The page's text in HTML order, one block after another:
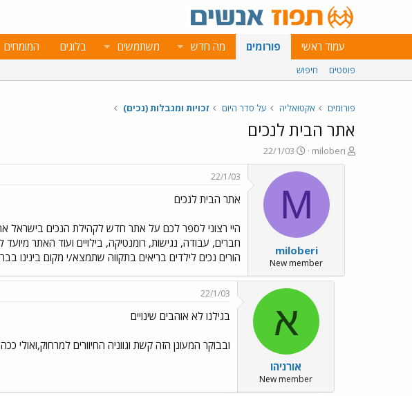
עמוד ראשי פורומים מה חדש משתמשים בלוגים המומחים
פוסטים חיפוש
פורומים אקטואליה על סדר היום זכויות ומגבלות (נכים)
אתר הבית לנכים
פ
ו
miloberi
פ
ו
ר
ם
ב
א
ר
י
ך
22/1/03
M
miloberi
New member
22/1/03
אתר הבית לנכים
חברים, עבודה, נגישות, רומנטיקה, בילויים ועוד האתר
הורים נכים לילדים בריאים בתקווה שתמצא/י מקום בינינו
א
אורניהו
New member
22/1/03
בגילנו לא אוהבים שינויים
ובבוקר המעונן הזה קשת וגווניה החיוורים למרחוק,ואולי